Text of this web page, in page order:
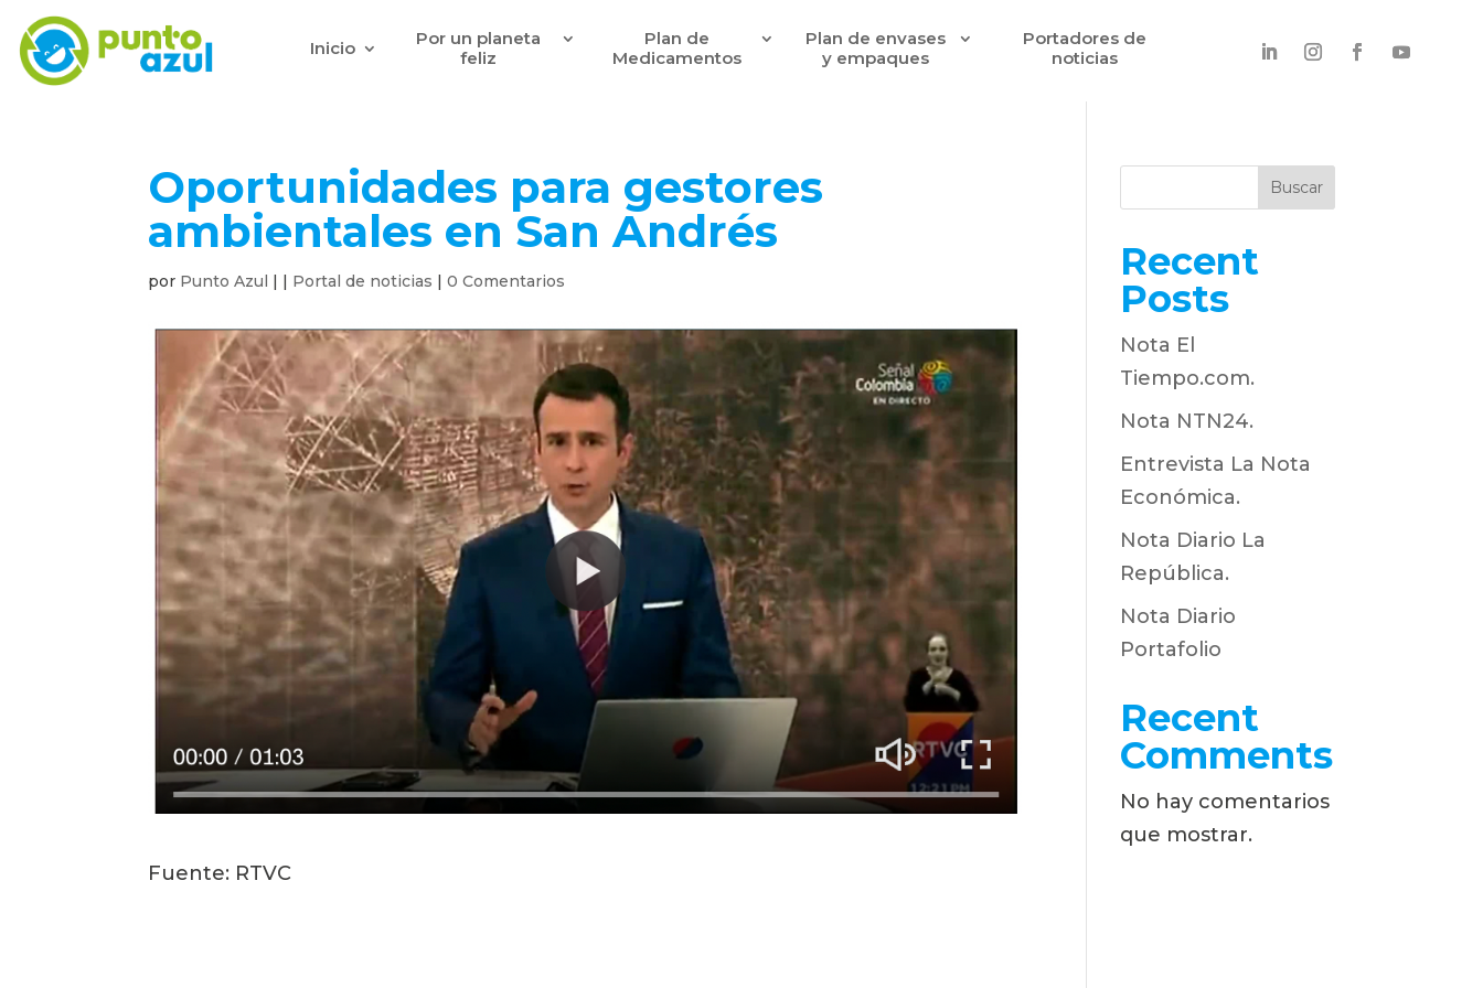
Inicio
Por un planeta
feliz
Plan de
Medicamentos
Plan de envases
y empaques
Portadores de
noticias
Oportunidades para gestores
ambientales en San Andrés
por Punto Azul | | Portal de noticias |0 Comentarios
Fuente: RTVC
Buscar
Recent
Posts
Nota El
Tiempo.com.
Nota NTN24.
Entrevista La Nota
Económica.
Nota Diario La
República.
Nota Diario
Portafolio
Recent
Comments
No hay comentarios
que mostrar.